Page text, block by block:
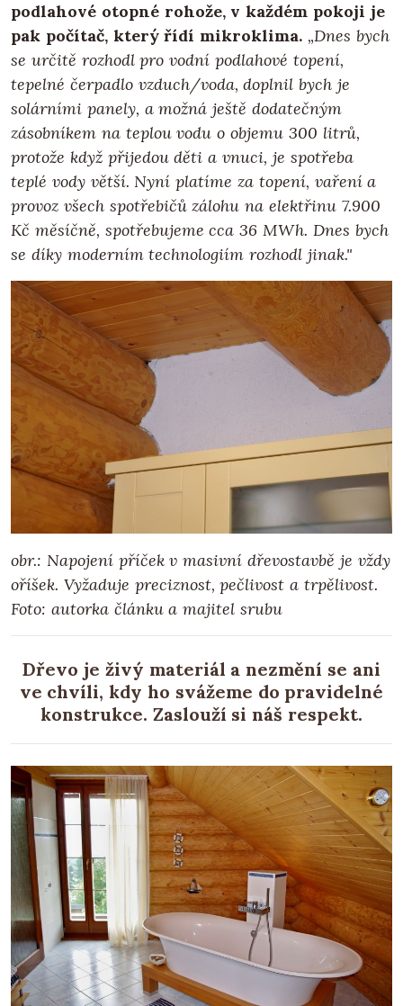
podlahové otopné rohože, v každém pokoji je
pak počítač, který řídí mikroklima. „Dnes bych
se určitě rozhodl pro vodní podlahové topení,
tepelné čerpadlo vzduch/voda, doplnil bych je
solárními panely, a možná ještě dodatečným
zásobníkem na teplou vodu o objemu 300 litrů,
protože když přijedou děti a vnuci, je spotřeba
teplé vody větší. Nyní platíme za topení, vaření a
provoz všech spotřebičů zálohu na elektřinu 7.900
Kč měsíčně, spotřebujeme cca 36 MWh. Dnes bych
se díky moderním technologiím rozhodl jinak."
obr.: Napojení příček v masivní dřevostavbě je vždy
oříšek. Vyžaduje preciznost, pečlivost a trpělivost.
Foto: autorka článku a majitel srubu
Dřevo je živý materiál a nezmění se ani
ve chvíli, kdy ho svážeme do pravidelné
konstrukce. Zaslouží si náš respekt.